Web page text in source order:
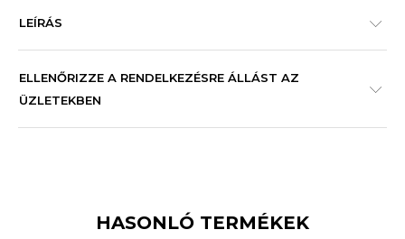
LEÍRÁS
ELLENŐRIZZE A RENDELKEZÉSRE ÁLLÁST AZ
ÜZLETEKBEN
HASONLÓ TERMÉKEK